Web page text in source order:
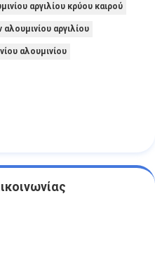
αργιλίου κρύου καιρού
αργιλίου
αλουμινίου